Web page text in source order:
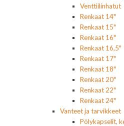
Venttiilinhatut
Renkaat 14"
Renkaat 15"
Renkaat 16"
Renkaat 16,5"
Renkaat 17"
Renkaat 18"
Renkaat 20"
Renkaat 22"
Renkaat 24"
Vanteet ja tarvikkeet
Pölykapselit,